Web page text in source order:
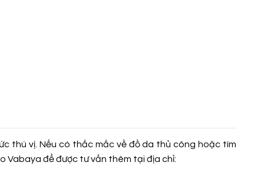
thú vị. Nếu có thắc mắc về đồ da thủ công hoặc tìm
Vabaya để được tư vấn thêm tại địa chỉ: